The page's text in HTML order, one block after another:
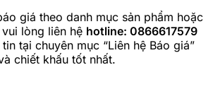
giá theo danh mục sản phẩm hoặc
lòng liên hệ hotline: 0866617579
tại chuyên mục “Liên hệ Báo giá”
chiết khấu tốt nhất.